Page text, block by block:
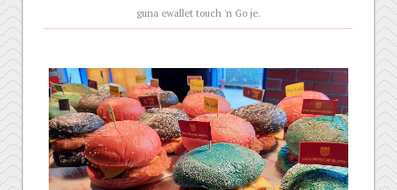
guna ewallet touch 'n Go je.